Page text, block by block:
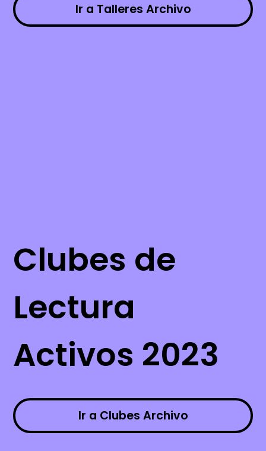
Ir a Talleres Archivo
Clubes de
Lectura
Activos 2023
Ir a Clubes Archivo